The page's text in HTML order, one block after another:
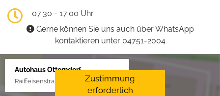
07:30 - 17:00 Uhr
Gerne können Sie uns auch über WhatsApp
kontaktieren unter 04751-2004
Autohaus Otterndorf
Raiffeisenstraße 1, 21762 Otterndorf
Zustimmung
erforderlich